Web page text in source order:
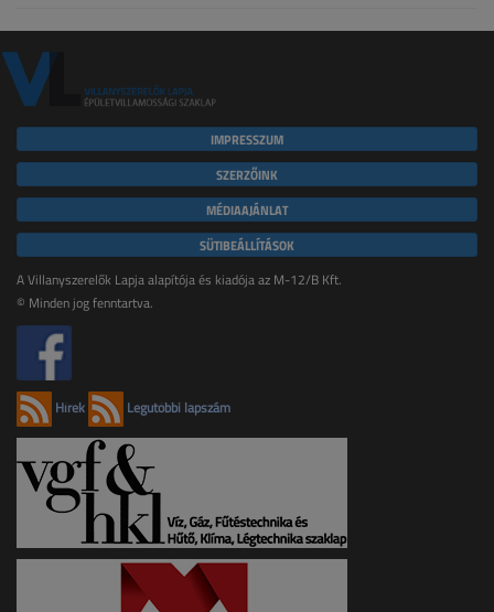
IMPRESSZUM
SZERZŐINK
MÉDIAAJÁNLAT
SÜTIBEÁLLÍTÁSOK
A Villanyszerelők Lapja alapítója és kiadója az M-12/B Kft.
© Minden jog fenntartva.
Hírek Legutóbbi lapszám